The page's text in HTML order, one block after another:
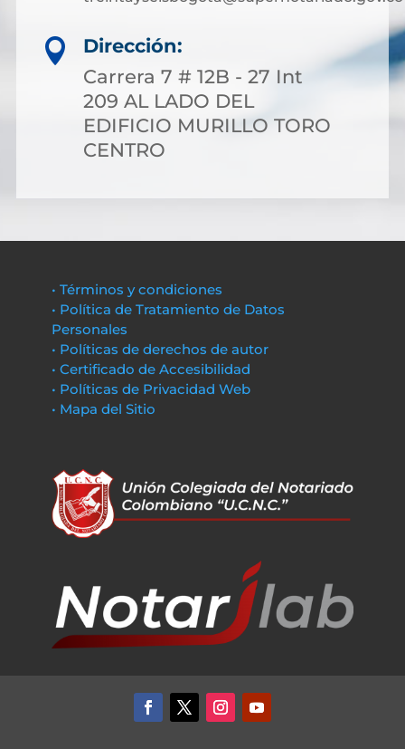

Dirección:
Carrera 7 # 12B - 27 Int
209 AL LADO DEL
EDIFICIO MURILLO TORO
CENTRO
• Términos y condiciones
• Política de Tratamiento de Datos
Personales
• Políticas de derechos de autor
• Certificado de Accesibilidad
• Políticas de Privacidad Web
• Mapa del Sitio